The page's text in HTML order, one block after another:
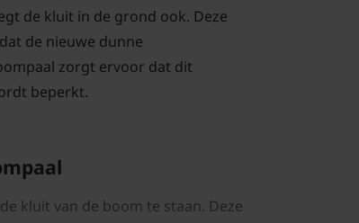
de kluit in de grond ook. Deze
de nieuwe dunne
zorgt ervoor dat dit
beperkt.
kluit van de boom te staan. Deze